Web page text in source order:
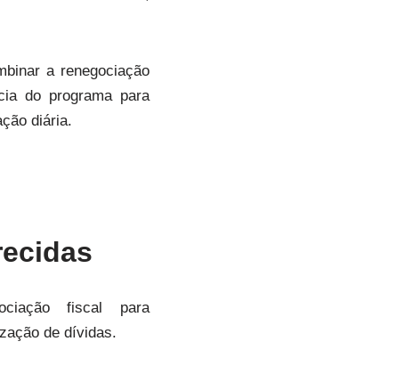
a renegociação
do programa para
diária.
fiscal para
de dívidas.